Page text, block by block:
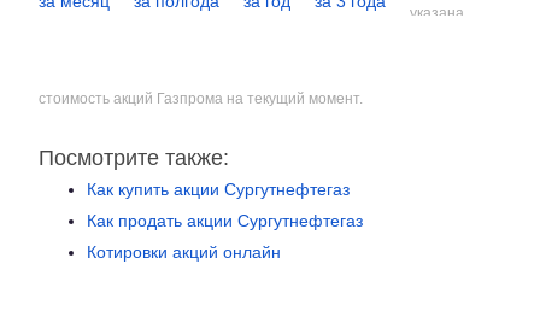
указана
стоимость акций Газпрома на текущий момент.
Посмотрите также:
Как купить акции Сургутнефтегаз
Как продать акции Сургутнефтегаз
Котировки акций онлайн